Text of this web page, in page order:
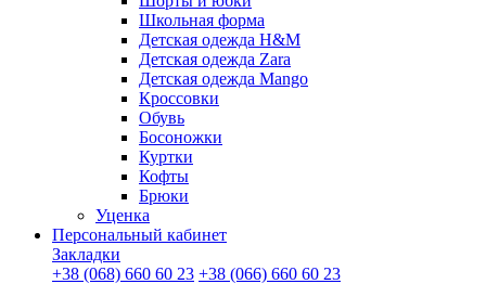
Школьная форма
Детская одежда H&M
Детская одежда Zara
Детская одежда Mango
Кроссовки
Обувь
Босоножки
Куртки
Кофты
Брюки
Уценка
Персональный кабинет
Закладки
+38 (068) 660 60 23 +38 (066) 660 60 23